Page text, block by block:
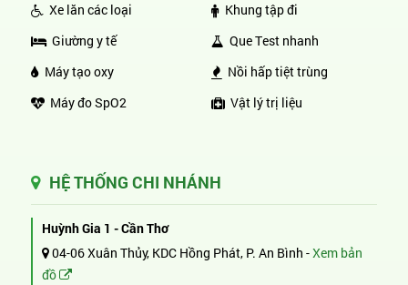
Xe lăn các loại
Giường y tế
Máy tạo oxy
Máy đo SpO2
Khung tập đi
Que Test nhanh
Nồi hấp tiệt trùng
Vật lý trị liệu
HỆ THỐNG CHI NHÁNH
Huỳnh Gia 1 - Cần Thơ
04-06 Xuân Thủy, KDC Hồng Phát, P. An Bình -Xem bản
đồ